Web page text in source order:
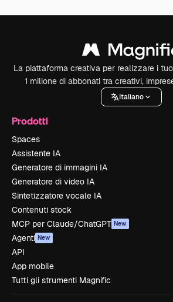
La piattaforma creativa per realizzare i
1 milione di abbonati tra creativi,
Italiano
Prodotti
Spaces
Assistente IA
Generatore di immagini IA
Generatore di video IA
Sintetizzatore vocale IA
Contenuti stock
MCP per Claude/ChatGPT New
Agenti New
API
App mobile
Tutti gli strumenti Magnific